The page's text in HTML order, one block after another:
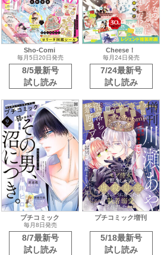
Sho-Comi
毎月5日20日発売
8/5最新号
試し読み
Cheese！
毎月24日発売
7/24最新号
試し読み
プチコミック
毎月8日発売
8/7最新号
試し読み
プチコミック増刊
5/18最新号
試し読み